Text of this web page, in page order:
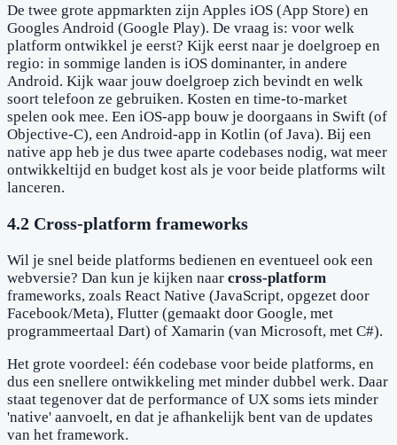
De twee grote appmarkten zijn Apples iOS (App Store) en
Googles Android (Google Play). De vraag is: voor welk
platform ontwikkel je eerst? Kijk eerst naar je doelgroep en
regio: in sommige landen is iOS dominanter, in andere
Android. Kijk waar jouw doelgroep zich bevindt en welk
soort telefoon ze gebruiken. Kosten en time-to-market
spelen ook mee. Een iOS-app bouw je doorgaans in Swift (of
Objective-C), een Android-app in Kotlin (of Java). Bij een
native app heb je dus twee aparte codebases nodig, wat meer
ontwikkeltijd en budget kost als je voor beide platforms wilt
lanceren.
4.2 Cross-platform frameworks
Wil je snel beide platforms bedienen en eventueel ook een
webversie? Dan kun je kijken naar cross-platform
frameworks, zoals React Native (JavaScript, opgezet door
Facebook/Meta), Flutter (gemaakt door Google, met
programmeertaal Dart) of Xamarin (van Microsoft, met C#).
Het grote voordeel: één codebase voor beide platforms, en
dus een snellere ontwikkeling met minder dubbel werk. Daar
staat tegenover dat de performance of UX soms iets minder
'native' aanvoelt, en dat je afhankelijk bent van de updates
van het framework.